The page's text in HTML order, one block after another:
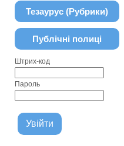
Тезаурус (Рубрики)
Публічні полиці
Штрих-код
Пароль